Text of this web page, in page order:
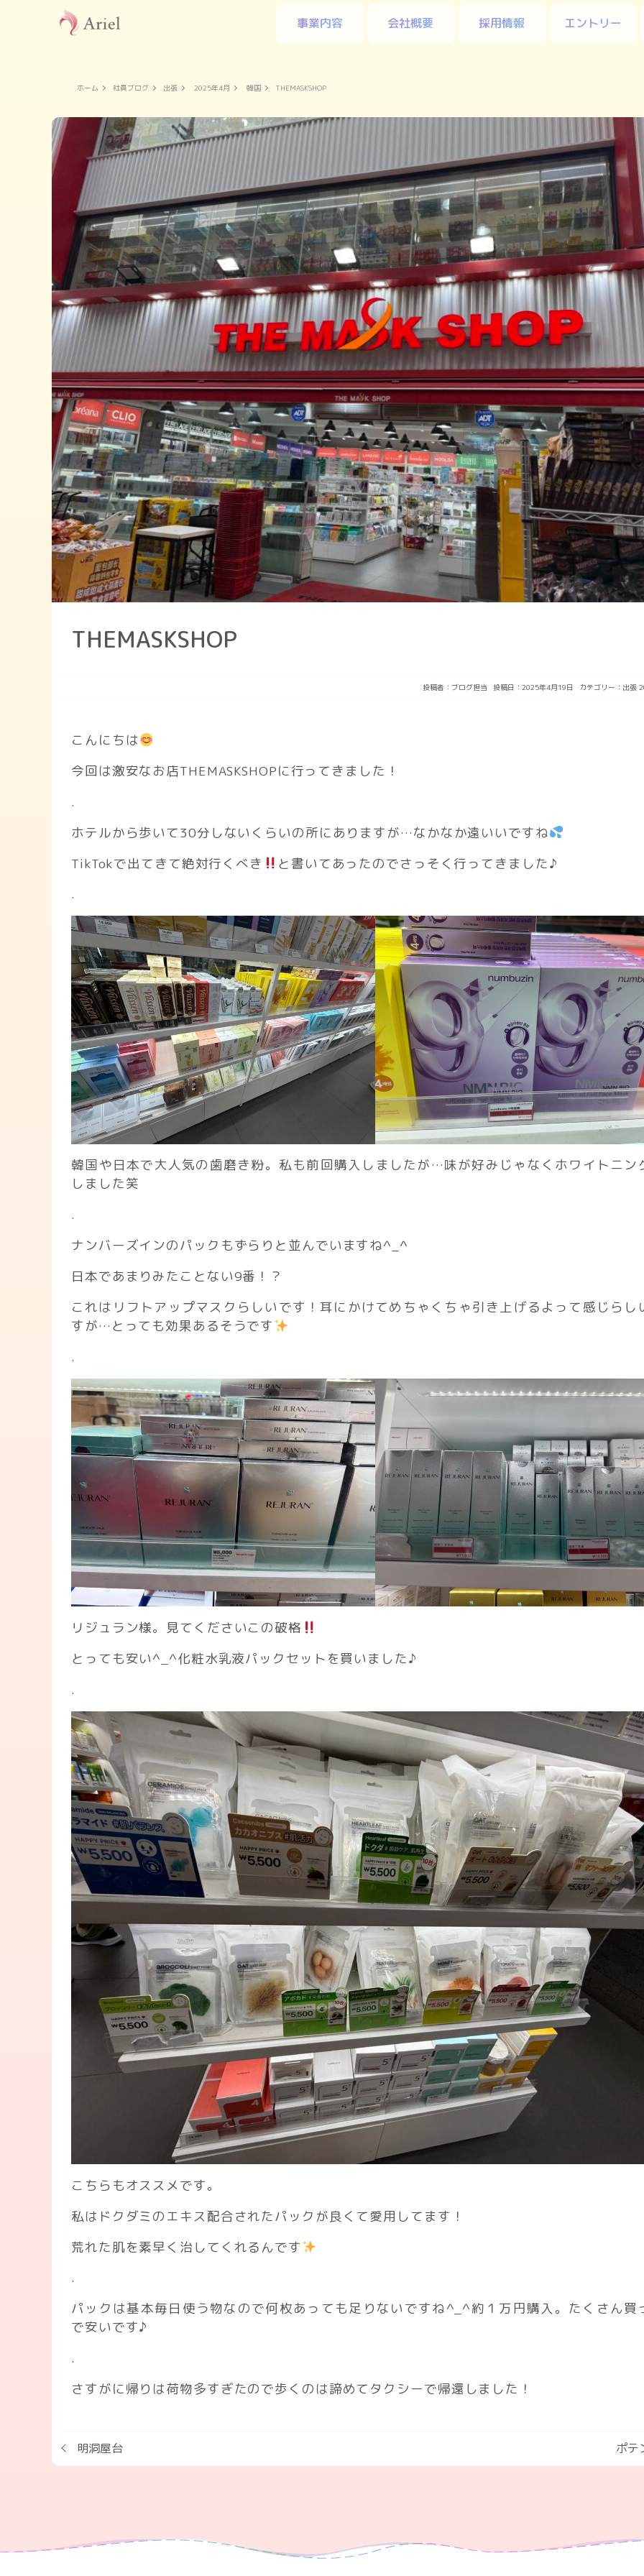
事業内容 会社概要 採用情報 エントリー
ホーム 社員ブログ 出張 2025年4月 韓国 THEMASKSHOP
THEMASKSHOP
投稿者： ブログ担当 投稿日：2025年4月19日 カテゴリー： 出張
こんにちは
今回は激安なお店THEMASKSHOPに行ってきました！
.
ホテルから歩いて30分しないくらいの所にありますが…なかなか遠いいですね
TikTokで出てきて絶対行くべき
と書いてあったのでさっそく行ってきました♪
.
韓国や日本で大人気の歯磨き粉。私も前回購入しましたが…味が好みじゃなくホワイトニン
しました笑
.
ナンバーズインのパックもずらりと並んでいますね^_^
日本であまりみたことない9番！？
これはリフトアップマスクらしいです！耳にかけてめちゃくちゃ引き上げるよって感じらし
すが…とっても効果あるそうです
.
リジュラン様。見てくださいこの破格
とっても安い^_^化粧水乳液パックセットを買いました♪
.
こちらもオススメです。
私はドクダミのエキス配合されたパックが良くて愛用してます！
荒れた肌を素早く治してくれるんです
.
パックは基本毎日使う物なので何枚あっても足りないですね^_^約１万円購入。たくさん買
で安いです♪
.
さすがに帰りは荷物多すぎたので歩くのは諦めてタクシーで帰還しました！
明洞屋台 ポテ